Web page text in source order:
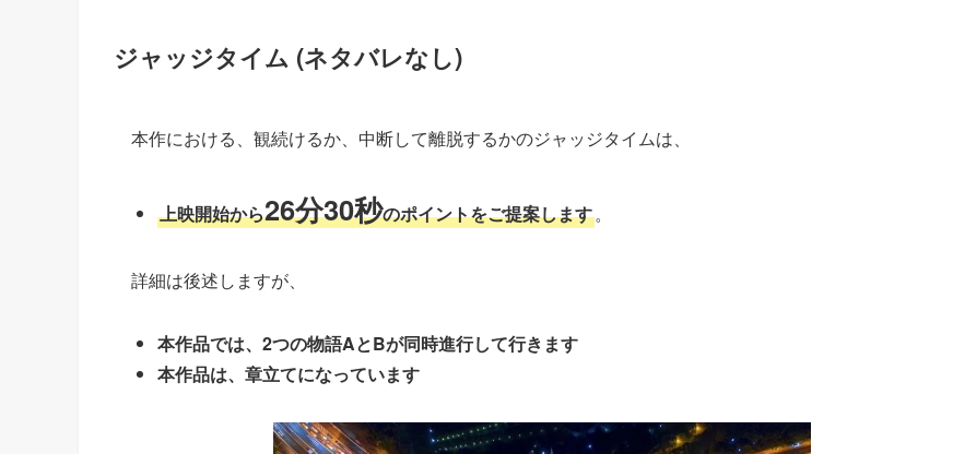
ジャッジタイム (ネタバレなし)
本作における、観続けるか、中断して離脱するかのジャッジタイムは、
上映開始から26分30秒のポイントをご提案します。
詳細は後述しますが、
本作品では、2つの物語AとBが同時進行して行きます
本作品は、章立てになっています